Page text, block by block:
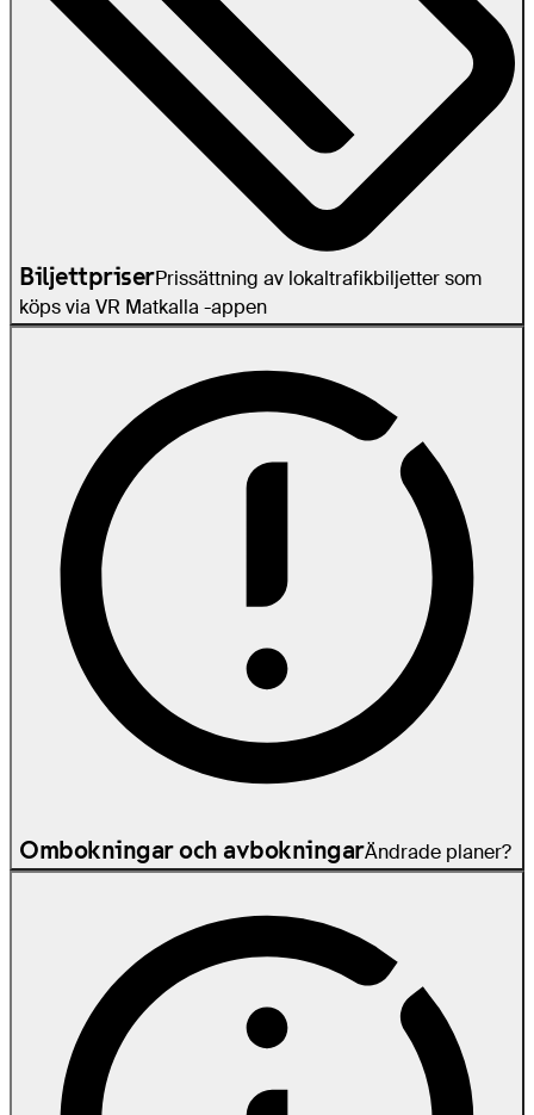
BiljettpriserPrissättning av lokaltrafikbiljetter som
köps via VR Matkalla -appen
Ombokningar och avbokningarÄndrade planer?